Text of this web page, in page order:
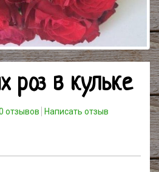
роз в кульке
отзывов Написать отзыв